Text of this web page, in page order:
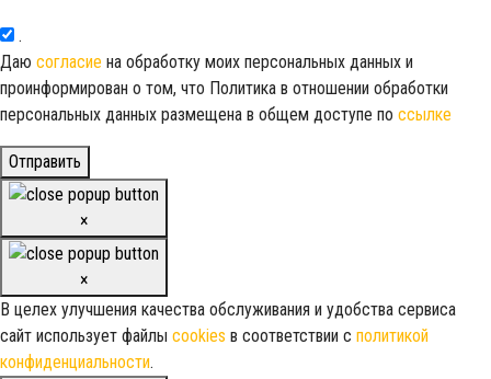
.
Даю согласие на обработку моих персональных данных и
проинформирован о том, что Политика в отношении обработки
персональных данных размещена в общем доступе по ссылке
Отправить
×
×
В целех улучшения качества обслуживания и удобства сервиса
сайт использует файлы cookies в соответствии с политикой
конфиденциальности.